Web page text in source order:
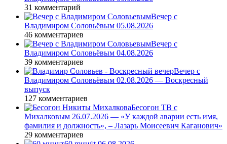
31 комментарий
Вечер с
Владимиром Соловьёвым 05.08.2026
46 комментариев
Вечер с
Владимиром Соловьёвым 04.08.2026
39 комментариев
Вечер с
Владимиром Соловьёвым 02.08.2026 — Воскресный
выпуск
127 комментариев
Бесогон ТВ с
Михалковым 26.07.2026 — «У каждой аварии есть имя,
фамилия и должность», – Лазарь Моисеевич Каганович»
29 комментариев